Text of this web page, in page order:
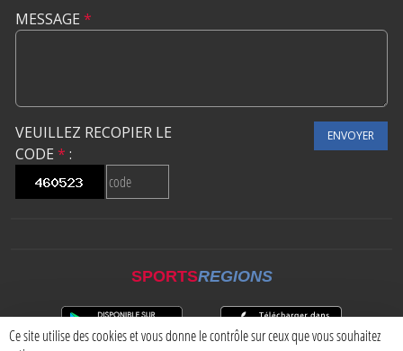
MESSAGE *
VEUILLEZ RECOPIER LE
CODE * :
ENVOYER
SPORTSREGIONS
Ce site utilise des cookies et vous donne le contrôle sur ceux que vous souhaitez